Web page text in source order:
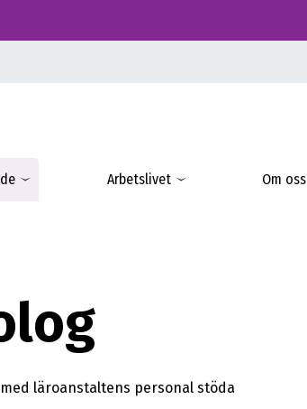
Arbetslivet Om oss
läroanstaltens personal stöda